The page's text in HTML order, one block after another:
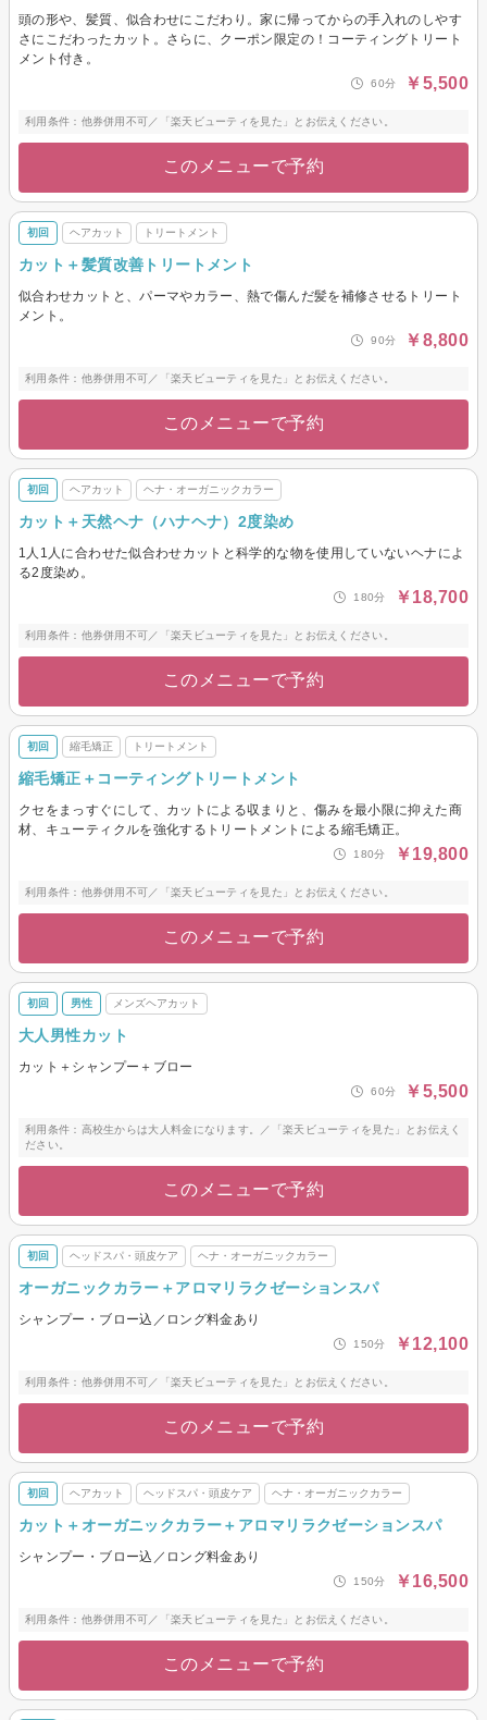
頭の形や、髪質、似合わせにこだわり。家に帰ってからの手入れのしやす
さにこだわったカット。さらに、クーポン限定の！コーティングトリート
メント付き。
60分 ￥5,500
利用条件：他券併用不可／「楽天ビューティを見た」とお伝えください。
このメニューで予約
初回 ヘアカット トリートメント
カット＋髪質改善トリートメント
似合わせカットと、パーマやカラー、熱で傷んだ髪を補修させるトリート
メント。
90分 ￥8,800
利用条件：他券併用不可／「楽天ビューティを見た」とお伝えください。
このメニューで予約
初回 ヘアカット ヘナ・オーガニックカラー
カット＋天然ヘナ（ハナヘナ）2度染め
1人1人に合わせた似合わせカットと科学的な物を使用していないヘナによ
る2度染め。
180分 ￥18,700
利用条件：他券併用不可／「楽天ビューティを見た」とお伝えください。
このメニューで予約
初回 縮毛矯正 トリートメント
縮毛矯正＋コーティングトリートメント
クセをまっすぐにして、カットによる収まりと、傷みを最小限に抑えた商
材、キューティクルを強化するトリートメントによる縮毛矯正。
180分 ￥19,800
利用条件：他券併用不可／「楽天ビューティを見た」とお伝えください。
このメニューで予約
初回 男性 メンズヘアカット
大人男性カット
カット＋シャンプー＋ブロー
60分 ￥5,500
利用条件：高校生からは大人料金になります。／「楽天ビューティを見た」とお伝えく
ださい。
このメニューで予約
初回 ヘッドスパ・頭皮ケア ヘナ・オーガニックカラー
オーガニックカラー＋アロマリラクゼーションスパ
シャンプー・ブロー込／ロング料金あり
150分 ￥12,100
利用条件：他券併用不可／「楽天ビューティを見た」とお伝えください。
このメニューで予約
初回 ヘアカット ヘッドスパ・頭皮ケア ヘナ・オーガニックカラー
カット＋オーガニックカラー＋アロマリラクゼーションスパ
シャンプー・ブロー込／ロング料金あり
150分 ￥16,500
利用条件：他券併用不可／「楽天ビューティを見た」とお伝えください。
このメニューで予約